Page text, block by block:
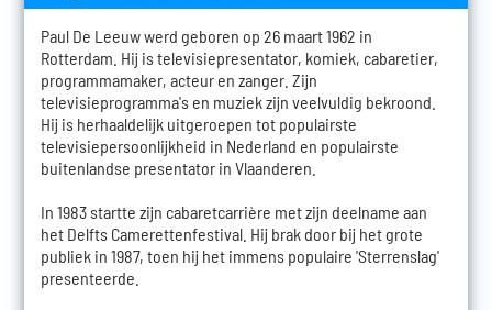
Paul De Leeuw werd geboren op 26 maart 1962 in
Rotterdam. Hij is televisiepresentator, komiek, cabaretier,
programmamaker, acteur en zanger. Zijn
televisieprogramma's en muziek zijn veelvuldig bekroond.
Hij is herhaaldelijk uitgeroepen tot populairste
televisiepersoonlijkheid in Nederland en populairste
buitenlandse presentator in Vlaanderen.
In 1983 startte zijn cabaretcarrière met zijn deelname aan
het Delfts Camerettenfestival. Hij brak door bij het grote
publiek in 1987, toen hij het immens populaire 'Sterrenslag'
presenteerde.